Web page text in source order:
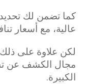
كما تضمن لك
عالية، مع أسعار
لكن علاوة على
مجال الكشف عن
الكبيرة.